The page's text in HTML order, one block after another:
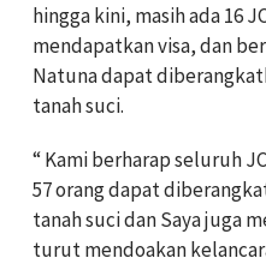
hingga kini, masih ada 16
mendapatkan visa, dan
Natuna dapat
tanah suci.
“ Kami berharap seluruh
57 orang dapat
tanah suci dan Saya juga
turut mendoakan